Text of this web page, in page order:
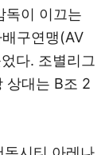
독이 이끄는
구연맹(AV
다. 조별리그
상대는 B조 2